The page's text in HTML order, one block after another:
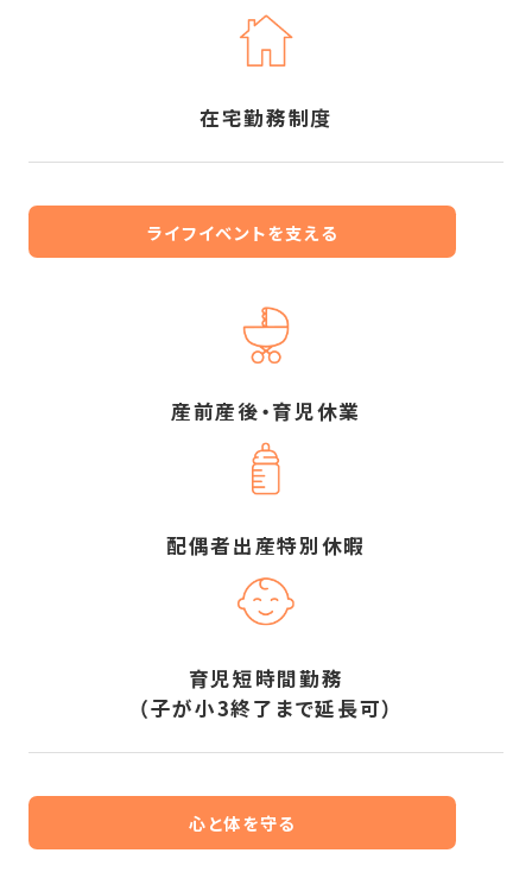
在宅勤務制度
ライフイベントを支える
産前産後・育児休業
配偶者出産特別休暇
育児短時間勤務
（子が小3終了まで延長可）
心と体を守る